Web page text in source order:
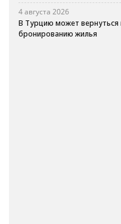
4 августа 2026
В Турцию может
бронированию жилья